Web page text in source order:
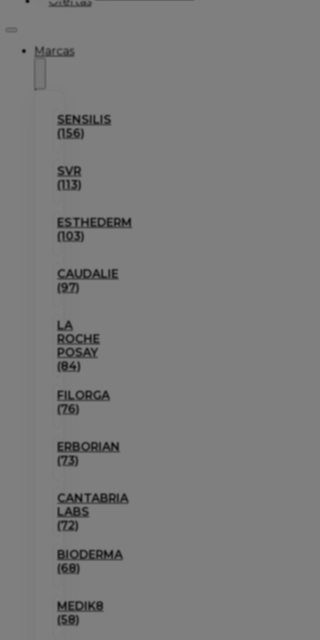
Marcas
SENSILIS
(156)
SVR
(113)
ESTHEDERM
(103)
CAUDALIE
(97)
LA
ROCHE
POSAY
(84)
FILORGA
(76)
ERBORIAN
(73)
CANTABRIA
LABS
(72)
BIODERMA
(68)
MEDIK8
(58)